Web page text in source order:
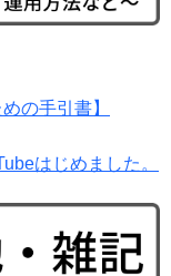
の手引書】
はじめました。